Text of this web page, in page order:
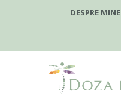
DESPRE MINE